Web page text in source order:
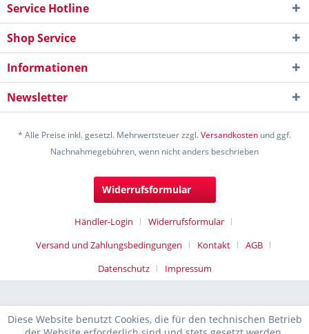
Service Hotline
Shop Service
Informationen
Newsletter
* Alle Preise inkl. gesetzl. Mehrwertsteuer zzgl.Versandkosten und ggf.
Nachnahmegebühren, wenn nicht anders beschrieben
Widerrufsformular
Händler-Login
Widerrufsformular
Versand und Zahlungsbedingungen
Kontakt
AGB
Datenschutz
Impressum
Diese Website benutzt Cookies, die für den technischen Betrieb